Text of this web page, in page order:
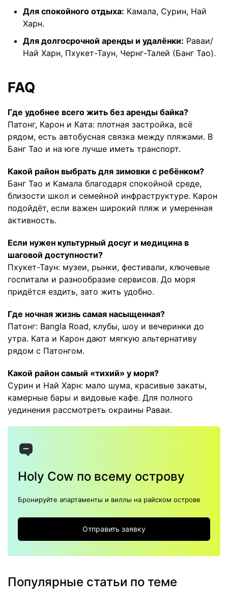
Для спокойного отдыха: Камала, Сурин, Най
Харн.
Для долгосрочной аренды и удалёнки: Раваи/
Най Харн, Пхукет-Таун, Чернг-Талей (Банг Тао).
FAQ
Где удобнее всего жить без аренды байка?
Патонг, Карон и Ката: плотная застройка, всё
рядом, есть автобусная связка между пляжами. В
Банг Тао и на юге лучше иметь транспорт.
Какой район выбрать для зимовки с ребёнком?
Банг Тао и Камала благодаря спокойной среде,
близости школ и семейной инфраструктуре. Карон
подойдёт, если важен широкий пляж и умеренная
активность.
Если нужен культурный досуг и медицина в
шаговой доступности?
Пхукет-Таун: музеи, рынки, фестивали, ключевые
госпитали и разнообразие сервисов. До моря
придётся ездить, зато жить удобно.
Где ночная жизнь самая насыщенная?
Патонг: Bangla Road, клубы, шоу и вечеринки до
утра. Ката и Карон дают мягкую альтернативу
рядом с Патонгом.
Какой район самый «тихий» у моря?
Сурин и Най Харн: мало шума, красивые закаты,
камерные бары и видовые кафе. Для полного
уединения рассмотреть окраины Раваи.
Holy Cow по всему острову
Бронируйте апартаменты и виллы на райском острове
Отправить заявку
Популярные статьи по теме